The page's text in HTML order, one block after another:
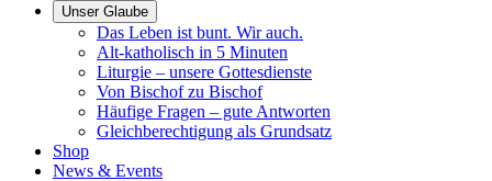
Unser Glaube
Das Leben ist bunt. Wir auch.
Alt-katholisch in 5 Minuten
Liturgie – unsere Gottesdienste
Von Bischof zu Bischof
Häufige Fragen – gute Antworten
Gleichberechtigung als Grundsatz
Shop
News & Events